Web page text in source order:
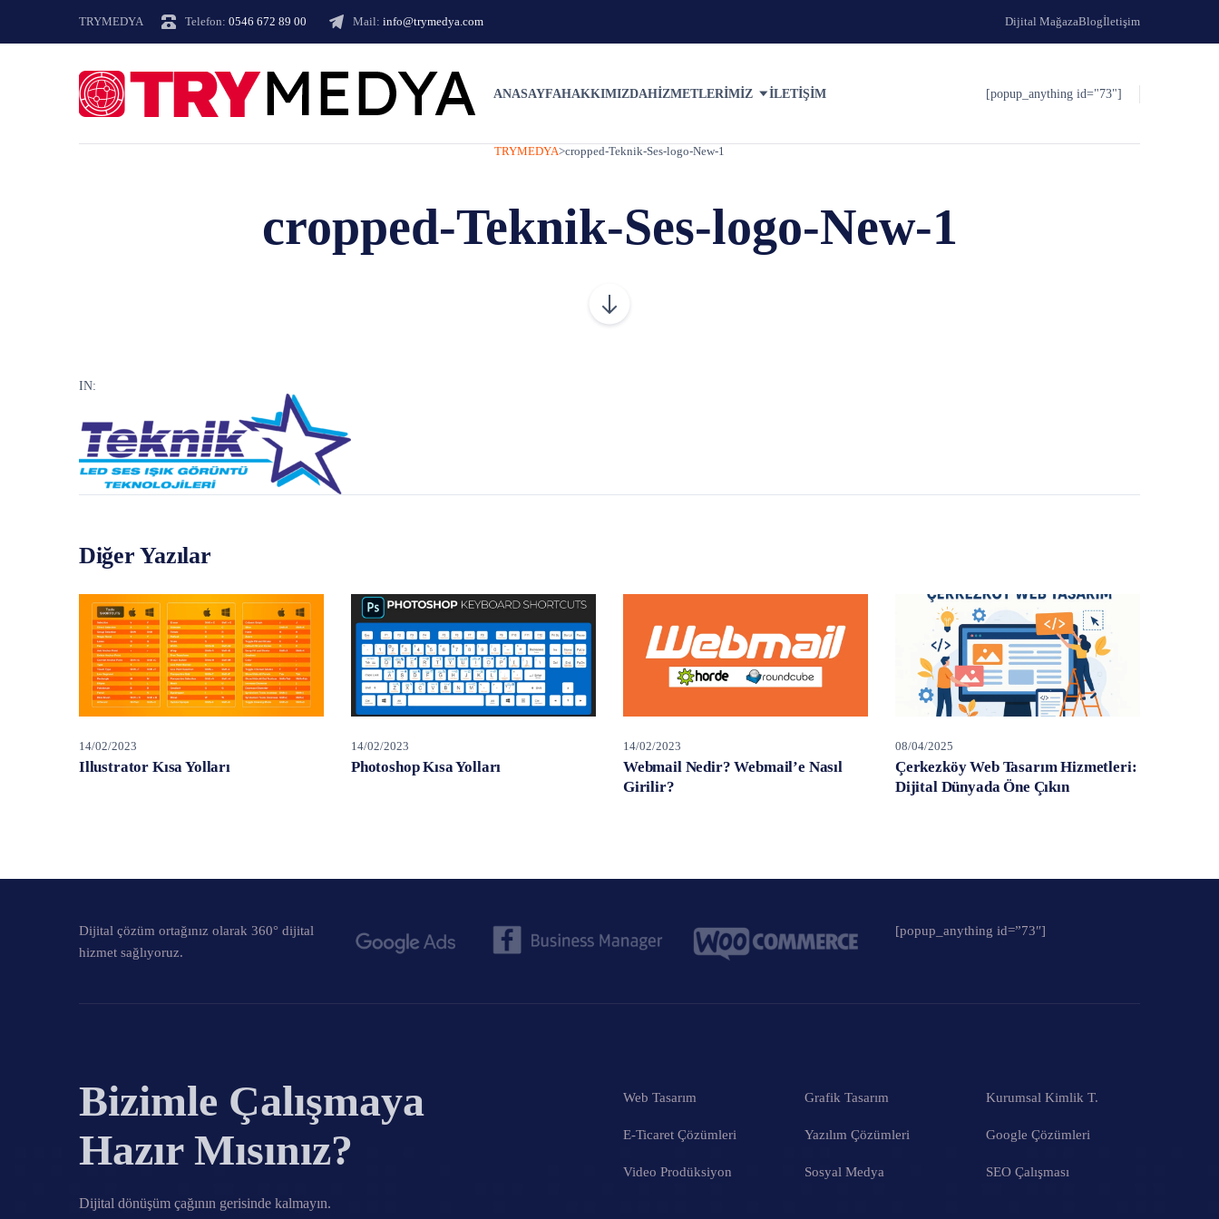
TRYMEDYA Telefon: 0546 672 89 00 Mail: info@trymedya.com Dijital MağazaBlogİletişim
ANASAYFAHAKKIMIZDAHIZMETLERIMIZ İLETIŞIM [popup_anything id="73"]
TRYMEDYA>cropped-Teknik-Ses-logo-New-1
cropped-Teknik-Ses-logo-New-1
IN:
Diğer Yazılar
14/02/2023
Illustrator Kısa Yolları
14/02/2023
Photoshop Kısa Yolları
14/02/2023
Webmail Nedir? Webmail’e Nasıl
Girilir?
08/04/2025
Çerkezköy Web Tasarım Hizmetleri:
Dijital Dünyada Öne Çıkın
Dijital çözüm ortağınız olarak 360° dijital
hizmet sağlıyoruz.
[popup_anything id=”73″]
Bizimle Çalışmaya
Hazır Mısınız?
Dijital dönüşüm çağının gerisinde kalmayın.
Web Tasarım Grafik Tasarım Kurumsal Kimlik T.
E-Ticaret Çözümleri Yazılım Çözümleri Google Çözümleri
Video Prodüksiyon Sosyal Medya SEO Çalışması